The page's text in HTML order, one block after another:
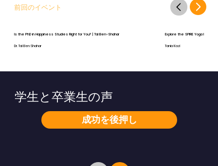
成功を後押し
学生と卒業生の声
前回のイベント
Is the PhD in Happiness Studies Right for You? | Tal Ben-Shahar
Dr. Tal Ben Shahar
Explore the SPIRE Yoga Program
Tania Kazi